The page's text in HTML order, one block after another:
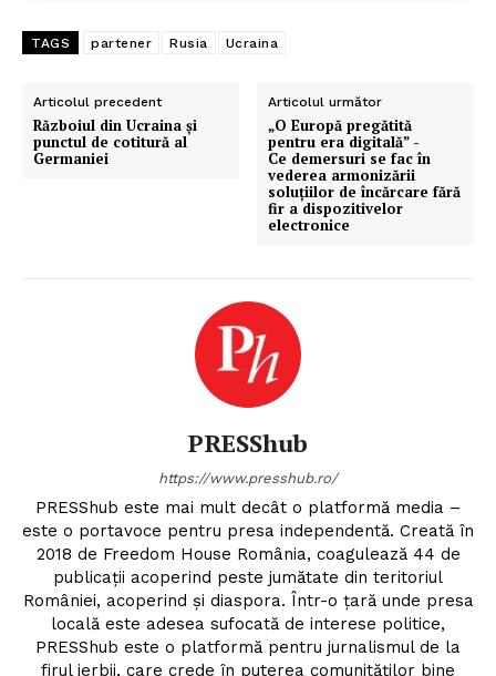
Un proiect
FREEDOM HOUSE ROMÂNIA
PRESShub
Despre noi / Echipa
Proiecte editoriale
Rețea
Contact
TAGS partener Rusia Ucraina
Articolul precedent
Războiul din Ucraina și
punctul de cotitură al
Germaniei
Articolul următor
„O Europă pregătită
pentru era digitală” -
Ce demersuri se fac în
vederea armonizării
soluțiilor de încărcare fără
fir a dispozitivelor
electronice
PRESShub
https://www.presshub.ro/
PRESShub este mai mult decât o platformă media –
este o portavoce pentru presa independentă. Creată în
2018 de Freedom House România, coagulează 44 de
publicații acoperind peste jumătate din teritoriul
României, acoperind și diaspora. Într-o țară unde presa
locală este adesea sufocată de interese politice,
PRESShub este o platformă pentru jurnalismul de la
firul ierbii, care crede în puterea comunităților bine